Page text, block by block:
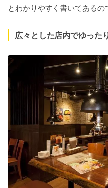
とわかりやすく書いてある
広々とした店内でゆった